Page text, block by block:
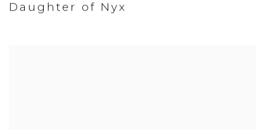
Daughter of Nyx